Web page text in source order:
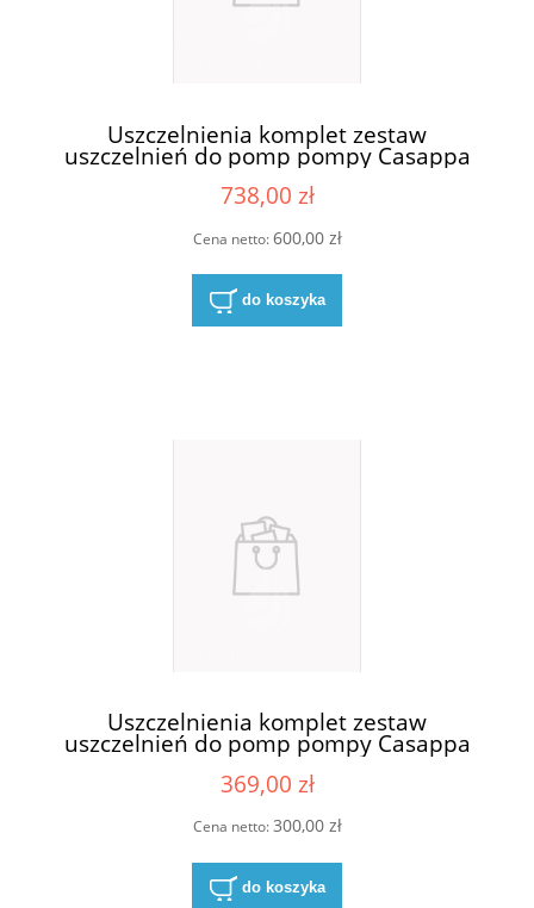
Uszczelnienia komplet zestaw
uszczelnień do pomp pompy Casappa
03580500
738,00 zł
Cena netto:600,00 zł
do koszyka
Uszczelnienia komplet zestaw
uszczelnień do pomp pompy Casappa
KP20 S/D
369,00 zł
Cena netto:300,00 zł
do koszyka